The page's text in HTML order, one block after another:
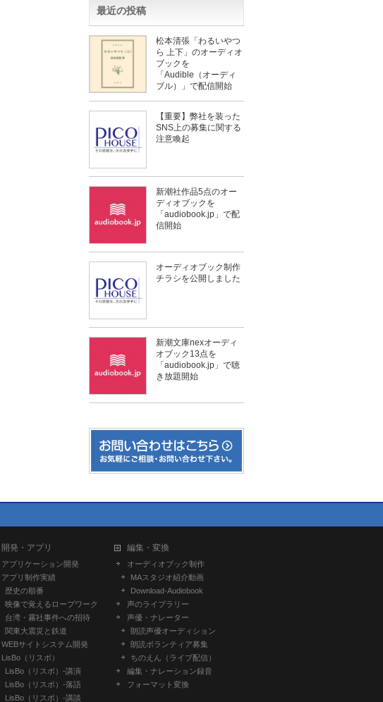
最近の投稿
松本清張「わるいやつ
ら 上下」のオーディオ
ブックを
「Audible（オーディ
ブル）」で配信開始
【重要】弊社を装った
SNS上の募集に関する
注意喚起
新潮社作品5点のオー
ディオブックを
「audiobook.jp」で配
信開始
オーディオブック制作
チラシを公開しました
新潮文庫nexオーディ
オブック13点を
「audiobook.jp」で聴
き放題開始
開発・アプリ
アプリケーション開発
アプリ制作実績
歴史の順番
映像で覚えるロープワーク
台湾・霧社事件への招待
関東大震災と鉄道
WEBサイトシステム開発
LisBo（リスボ）
LisBo（リスボ）-講演
LisBo（リスボ）-落語
LisBo（リスボ）-講談
編集・変換
オーディオブック制作
MAスタジオ紹介動画
Download-Audiobook
声のライブラリー
声優・ナレーター
朗読声優オーディション
朗読ボランティア募集
ちのえん（ライブ配信）
編集・ナレーション録音
フォーマット変換